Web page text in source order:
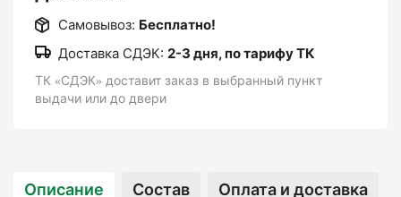
Самовывоз: Бесплатно!
Доставка СДЭК: 2-3 дня, по тарифу ТК
ТК «СДЭК» доставит заказ в выбранный пункт
выдачи или до двери
Описание Состав Оплата и доставка